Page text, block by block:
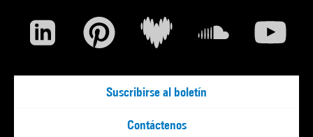
Suscribirse al boletín
Contáctenos